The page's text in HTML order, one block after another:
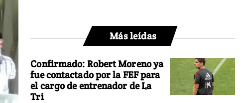
Más leídas
Confirmado: Robert Moreno ya
fue contactado por la FEF para
el cargo de entrenador de La
Tri